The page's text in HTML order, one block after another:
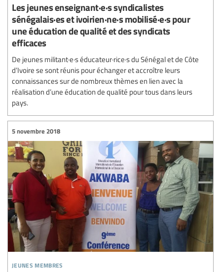
Les jeunes enseignant·e·s syndicalistes
sénégalais·es et ivoirien·ne·s mobilisé·e·s pour
une éducation de qualité et des syndicats
efficaces
De jeunes militant·e·s éducateur·rice·s du Sénégal et de Côte
d’Ivoire se sont réunis pour échanger et accroître leurs
connaissances sur de nombreux thèmes en lien avec la
réalisation d’une éducation de qualité pour tous dans leurs
pays.
jeunes membres
5 novembre 2018